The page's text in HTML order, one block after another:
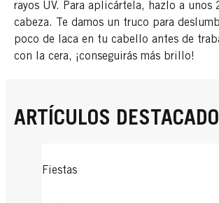
rayos UV. Para aplicártela, hazlo a unos
cabeza. Te damos un truco para
poco de laca en tu cabello antes de
con la cera, ¡conseguirás más brillo!
ARTÍCULOS
Fiestas